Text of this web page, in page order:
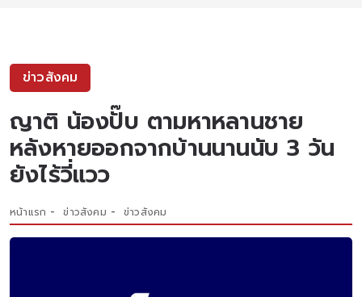
ข่าวสังคม
ญาติ น้องปั๊บ ตามหาหลานชาย
หลังหายออกจากบ้านนานนับ 3 วัน
ยังไร้วี่แวว
หน้าแรก ข่าวสังคม ข่าวสังคม